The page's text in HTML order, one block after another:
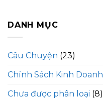
DANH MỤC
Câu Chuyện (23)
Chính Sách Kinh Doanh
Chưa được phân loại (8)